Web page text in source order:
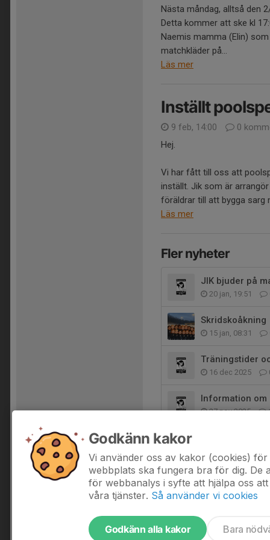
Nästa måndag, alltså den
Detta kommer att ske kl
Naemis mamma (Elin)
matchkläder på...
Läs mer
Inställt
9 feb, 14:00
0
Hej.
Vi har fått till oss att
inställt. Jik som är
föräldrar till att bygga sarg
Läs mer
Fler nyheter
JIK bjuder på
20 jan, 19:51
Skridskoåkning
15 jan, 08:31
Träningstider
16 dec 2025
Information om
27 nov 2025
Godkänn kakor
Vi använder oss av kakor (cookies)
webbplats ska fungera bra för dig. De
för webbanalys i syfte att hjälpa oss
våra tjänster. Så använder vi cookies
Godkänn alla kakor Bara